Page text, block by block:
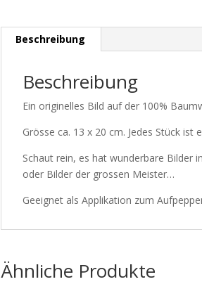
Beschreibung
Beschreibung
Ein originelles Bild auf der 100%
Grösse ca. 13 x 20 cm. Jedes Stück
Schaut rein, es hat wunderbare Bilder
oder Bilder der grossen Meister…
Geeignet als Applikation zum
Ähnliche Produkte